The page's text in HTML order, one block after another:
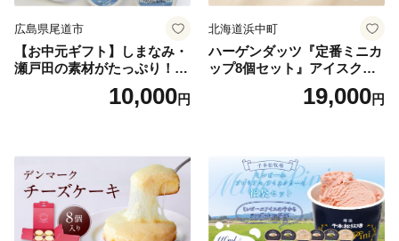
広島県尾道市
【お中元ギフト】しまなみ・
瀬戸田の素材がたっぷり！ジ
10,000円
北海道浜中町
ハーゲンダッツ『定番ミニカ
ップ8個セット』アイスクリ
ーム アイス スイーツ デザー
19,000円